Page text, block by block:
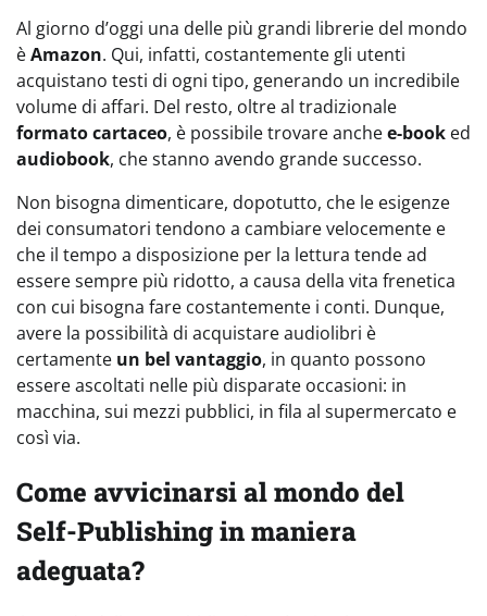
Al giorno d’oggi una delle più grandi librerie del mondo
èAmazon. Qui, infatti, costantemente gli utenti
acquistano testi di ogni tipo, generando un incredibile
volume di affari. Del resto, oltre al tradizionale
formato cartaceo, è possibile trovare anchee-book ed
audiobook, che stanno avendo grande successo.
Non bisogna dimenticare, dopotutto, che le esigenze
dei consumatori tendono a cambiare velocemente e
che il tempo a disposizione per la lettura tende ad
essere sempre più ridotto, a causa della vita frenetica
con cui bisogna fare costantemente i conti. Dunque,
avere la possibilità di acquistare audiolibri è
certamente un bel vantaggio, in quanto possono
essere ascoltati nelle più disparate occasioni: in
macchina, sui mezzi pubblici, in fila al supermercato e
così via.
Come avvicinarsi al mondo del
Self-Publishing in maniera
adeguata?